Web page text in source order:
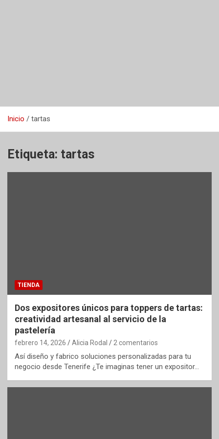
Inicio tartas
Etiqueta: tartas
TIENDA
Dos expositores únicos para toppers de tartas:
creatividad artesanal al servicio de la
pastelería
febrero 14, 2026 Alicia Rodal 2 comentarios
Así diseño y fabrico soluciones personalizadas para tu
negocio desde Tenerife ¿Te imaginas tener un expositor…